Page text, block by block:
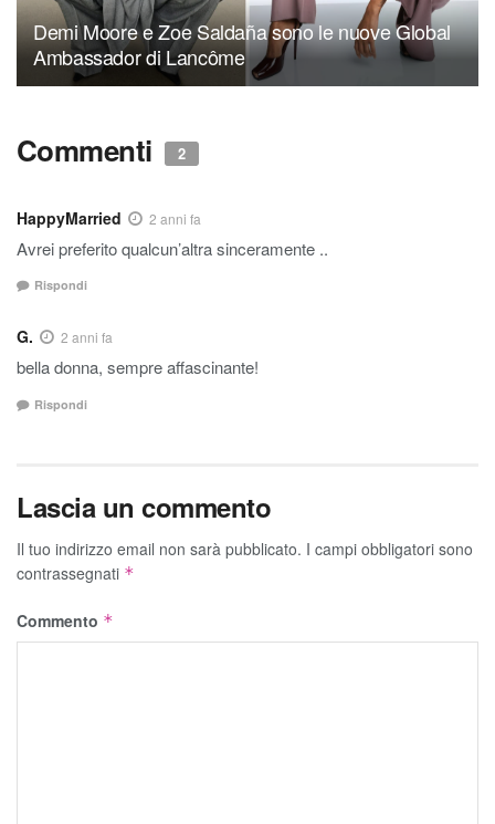
Demi Moore e Zoe Saldaña sono le nuove Global
Ambassador di Lancôme
Commenti 2
HappyMarried 2 anni fa
Avrei preferito qualcun’altra sinceramente ..
Rispondi
G. 2 anni fa
bella donna, sempre affascinante!
Rispondi
Lascia un commento
Il tuo indirizzo email non sarà pubblicato. I campi obbligatori sono
contrassegnati *
Commento *